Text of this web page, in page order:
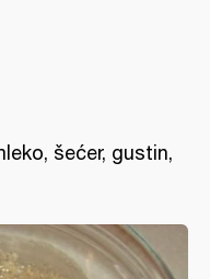
šećer, gustin,